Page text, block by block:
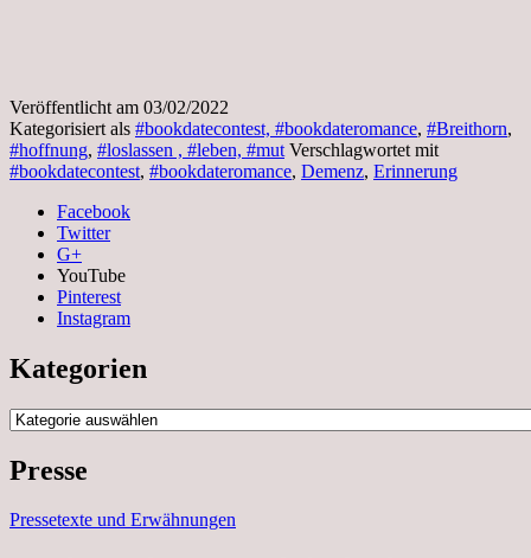
Veröffentlicht am 03/02/2022
Kategorisiert als #bookdatecontest, #bookdateromance, #Breithorn,
#hoffnung, #loslassen , #leben, #mut Verschlagwortet mit
#bookdatecontest, #bookdateromance, Demenz, Erinnerung
Facebook
Twitter
G+
YouTube
Pinterest
Instagram
Kategorien
Kategorien
Presse
Pressetexte und Erwähnungen